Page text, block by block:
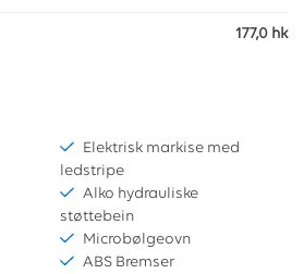
177,0 hk
Elektrisk markise med
ledstripe
Alko hydrauliske
støttebein
Microbølgeovn
ABS Bremser